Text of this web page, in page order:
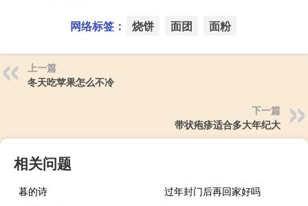
网络标签： 烧饼 面团 面粉
上一篇
冬天吃苹果怎么不冷
下一篇
带状疱疹适合多大年纪大
相关问题
暮的诗
过年封门后再回家好吗